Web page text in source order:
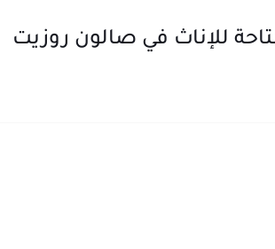
للإناث في صالون روزيت